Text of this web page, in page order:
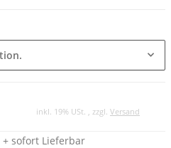
inkl. 19% USt. , zzgl. Versand
+ sofort Lieferbar